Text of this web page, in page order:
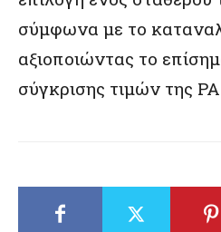
σύμφωνα με το
αξιοποιώντας το
σύγκρισης τιμών της